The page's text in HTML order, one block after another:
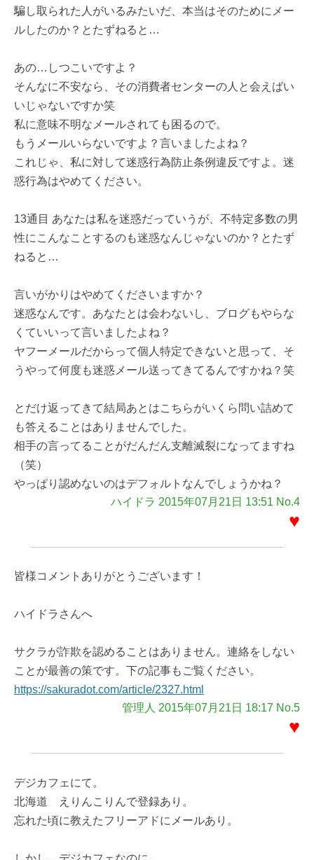
騙し取られた人がいるみたいだ、本当はそのためにメー
ルしたのか？とたずねると…
あの…しつこいですよ？
そんなに不安なら、その消費者センターの人と会えばい
いじゃないですか笑
私に意味不明なメールされても困るので。
もうメールいらないですよ？言いましたよね？
これじゃ、私に対して迷惑行為防止条例違反ですよ。迷
惑行為はやめてください。
13通目 あなたは私を迷惑だっていうが、不特定多数の男
性にこんなことするのも迷惑なんじゃないのか？とたず
ねると…
言いがかりはやめてくださいますか？
迷惑なんです。あなたとは会わないし、ブログもやらな
くていいって言いましたよね？
ヤフーメールだからって個人特定できないと思って、そ
うやって何度も迷惑メール送ってきてるんですかね？笑
とだけ返ってきて結局あとはこちらがいくら問い詰めて
も答えることはありませんでした。
相手の言ってることがだんだん支離滅裂になってますね
（笑）
やっぱり認めないのはデフォルトなんでしょうかね？
ハイドラ 2015年07月21日 13:51 No.4
♥
皆様コメントありがとうございます！
ハイドラさんへ
サクラが詐欺を認めることはありません。連絡をしない
ことが最善の策です。下の記事もご覧ください。
https://sakuradot.com/article/2327.html
管理人 2015年07月21日 18:17 No.5
♥
デジカフェにて。
北海道 えりんこりんで登録あり。
忘れた頃に教えたフリーアドにメールあり。